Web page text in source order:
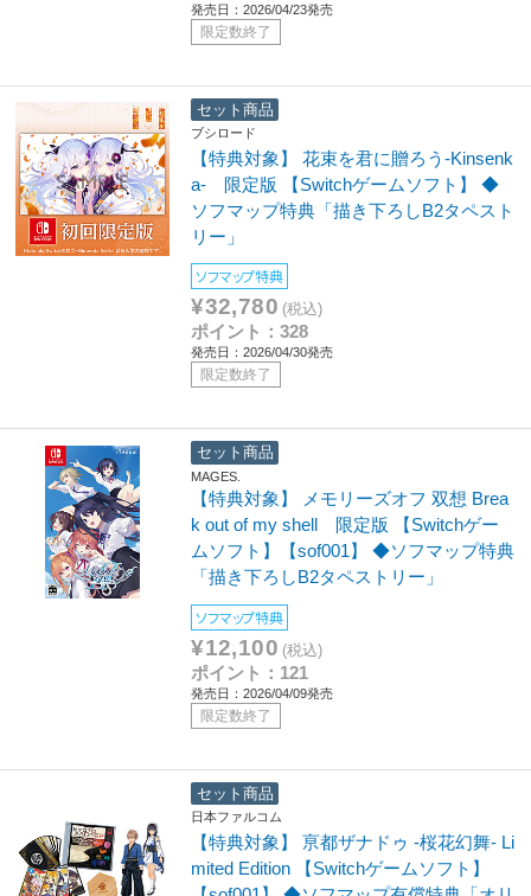
発売日：2026/04/23発売
限定数終了
セット商品
ブシロード
【特典対象】 花束を君に贈ろう-Kinsenk
a- 限定版 【Switchゲームソフト】 ◆
ソフマップ特典「描き下ろしB2タペスト
リー」
ソフマップ特典
¥32,780 (税込)
ポイント：328
発売日：2026/04/30発売
限定数終了
セット商品
MAGES.
【特典対象】 メモリーズオフ 双想 Brea
k out of my shell 限定版 【Switchゲー
ムソフト】【sof001】 ◆ソフマップ特典
「描き下ろしB2タペストリー」
ソフマップ特典
¥12,100 (税込)
ポイント：121
発売日：2026/04/09発売
限定数終了
セット商品
日本ファルコム
【特典対象】 亰都ザナドゥ -桜花幻舞- Li
mited Edition 【Switchゲームソフト】